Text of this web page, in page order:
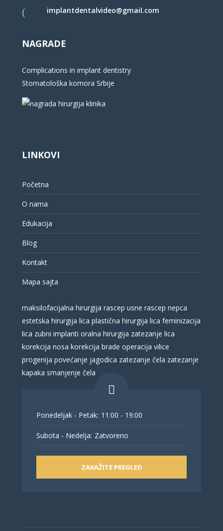
implantdentalvideo@gmail.com
NAGRADE
Complications in implant dentistry
Stomatološka komora Srbije
LINKOVI
Početna
O nama
Edukacija
Blog
Kontakt
Mapa sajta
maksilofacijalna hirurgija rascep usne rascep nepca
estetska hirurgija lica plastična hirurgija lica feminizacija
lica zubni implanti oralna hirurgija zatezanje lica
korekcija nosa korekcija brade operacija vilice
progenija povećanje jagodica zatezanje čela zatezanje
kapaka smanjenje čela
Ponedeljak - Petak: 11:00 - 19:00
Subota - Nedelja: Zatvoreno
ZAKAŽITE PREGLED